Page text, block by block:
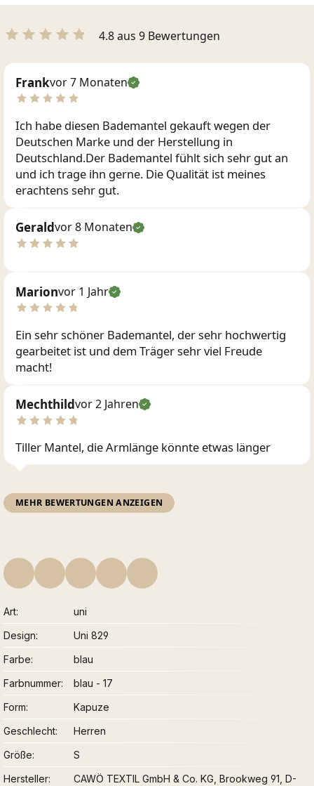
4.8 aus 9 Bewertungen
Frankvor 7 Monaten
Ich habe diesen Bademantel gekauft wegen der
Deutschen Marke und der Herstellung in
Deutschland.Der Bademantel fühlt sich sehr gut an
und ich trage ihn gerne. Die Qualität ist meines
erachtens sehr gut.
Geraldvor 8 Monaten
Marionvor 1 Jahr
Ein sehr schöner Bademantel, der sehr hochwertig
gearbeitet ist und dem Träger sehr viel Freude
macht!
Mechthildvor 2 Jahren
Tiller Mantel, die Armlänge könnte etwas länger
MEHR BEWERTUNGEN ANZEIGEN
Art
uni
Design
Uni 829
Farbe
blau
Farbnummer
blau - 17
Form
Kapuze
Geschlecht
Herren
Größe
S
Hersteller
CAWÖ TEXTIL GmbH & Co. KG, Brookweg 91, D-